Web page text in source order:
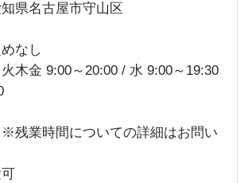
知県名古屋市守山区
なし
火木金 9:00～20:00 / 水 9:00～19:30
※残業時間についての詳細はお問い